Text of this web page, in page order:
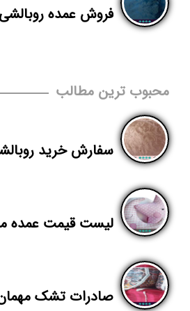
فروش عمده
محبوب ترین مطالب